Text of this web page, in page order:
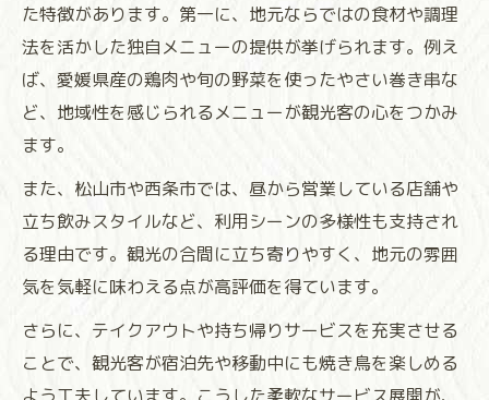
た特徴があります。第一に、地元ならではの食材や調理
法を活かした独自メニューの提供が挙げられます。例え
ば、愛媛県産の鶏肉や旬の野菜を使ったやさい巻き串な
ど、地域性を感じられるメニューが観光客の心をつかみ
ます。
また、松山市や西条市では、昼から営業している店舗や
立ち飲みスタイルなど、利用シーンの多様性も支持され
る理由です。観光の合間に立ち寄りやすく、地元の雰囲
気を気軽に味わえる点が高評価を得ています。
さらに、テイクアウトや持ち帰りサービスを充実させる
ことで、観光客が宿泊先や移動中にも焼き鳥を楽しめる